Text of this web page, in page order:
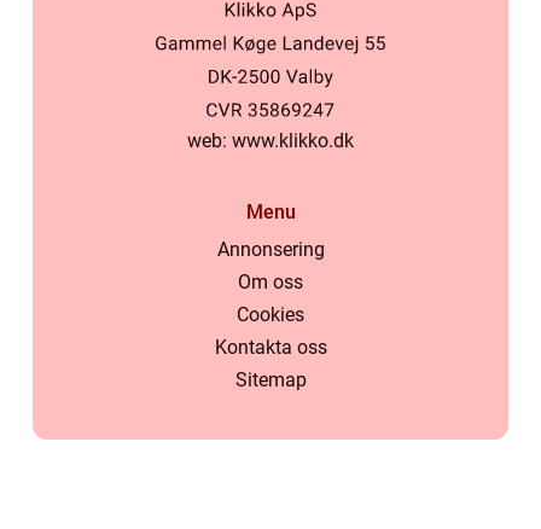
web: www.klikko.dk
Menu
Annonsering
Om oss
Cookies
Kontakta oss
Sitemap